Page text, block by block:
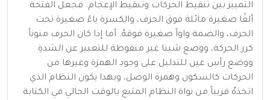
التمييز بين تنقيط الحركات وتنقيط الإعجام. فجعل الفتحة
ألفًا صغيرة مائلة فوق الحرف، والكسرة ياءً صغيرة تحت
الحرف، والضمة واواً صغيرة فوقهُ. أما إذا كان الحرف منوناً
كرر الحركة، ووضع شينا غير منقوطة للتعبير عن الشدةِ
ووضع رأس عين للتدليل على وجود الهمزة وغيرها من
الحركات كالسكون وهمزة الوصل، وبهذا يكون النظام الذي
اتخذهُ قريباً من نواة النظام المتبع بالوقت الحالي في الكتابة